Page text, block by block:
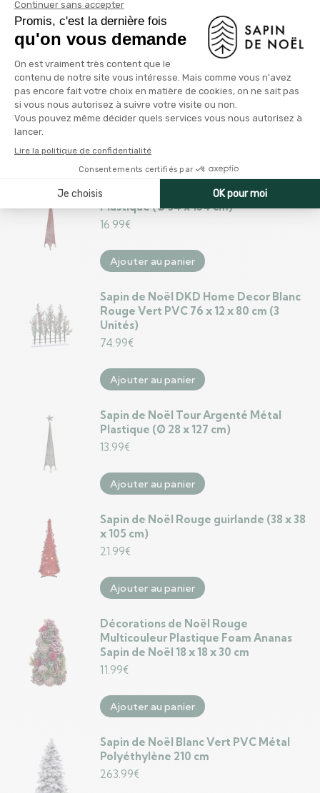
71.99€
Sapin de Noël Tour Rouge Métal
Plastique 39 x 186 x 39 cm (4 Unités)
71.99€
Ajouter au panier
Sapin de Noël Tour Rouge Métal
Plastique (Ø 34 x 154 cm)
16.99€
Ajouter au panier
Sapin de Noël DKD Home Decor Blanc
Rouge Vert PVC 76 x 12 x 80 cm (3
Unités)
74.99€
Ajouter au panier
Sapin de Noël Tour Argenté Métal
Plastique (Ø 28 x 127 cm)
13.99€
Ajouter au panier
Sapin de Noël Rouge guirlande (38 x 38
x 105 cm)
21.99€
Ajouter au panier
Décorations de Noël Rouge
Multicouleur Plastique Foam Ananas
Sapin de Noël 18 x 18 x 30 cm
11.99€
Ajouter au panier
Sapin de Noël Blanc Vert PVC Métal
Polyéthylène 210 cm
263.99€